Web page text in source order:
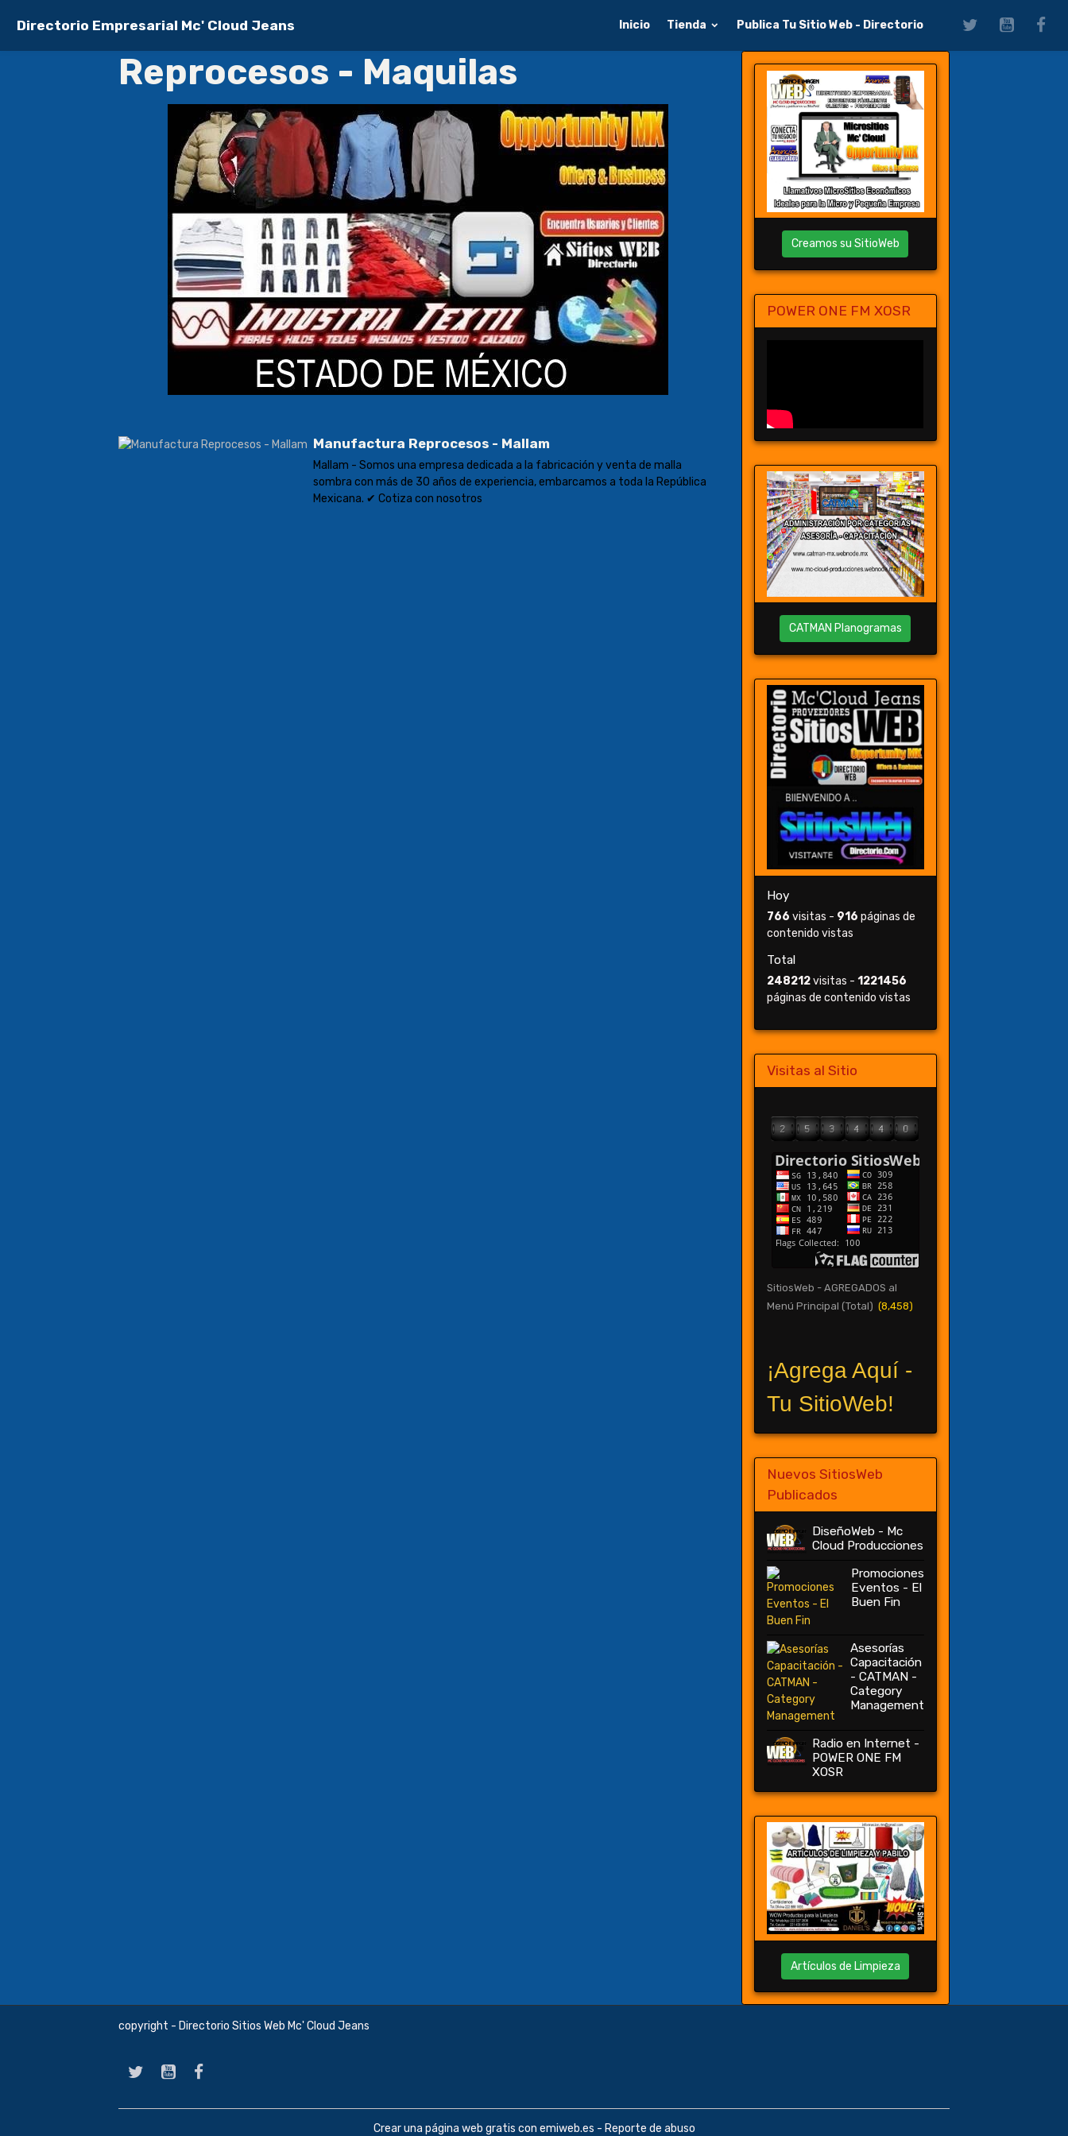
Directorio Empresarial Mc' Cloud Jeans Inicio Tienda Publica Tu Sitio Web - Directorio
Reprocesos - Maquilas
Manufactura Reprocesos - Mallam
Mallam - Somos una empresa dedicada a la fabricación y venta de malla
sombra con más de 30 años de experiencia, embarcamos a toda la República
Mexicana. ✔ Cotiza con nosotros
Creamos su SitioWeb
POWER ONE FM XOSR
CATMAN Planogramas
Hoy
766 visitas - 916 páginas de
contenido vistas
Total
248212visitas -1221456
páginas de contenido vistas
Visitas al Sitio
SitiosWeb - AGREGADOS al
Menú Principal (Total) (8,458)
¡Agrega Aquí -
Tu SitioWeb!
Nuevos SitiosWeb
Publicados
DiseñoWeb - Mc
Cloud Producciones
Promociones
Eventos - El
Buen Fin
Asesorías
Capacitación
- CATMAN -
Category
Management
Radio en Internet -
POWER ONE FM
XOSR
Artículos de Limpieza
copyright - Directorio Sitios Web Mc' Cloud Jeans
Crear una página web gratis con emiweb.es - Reporte de abuso